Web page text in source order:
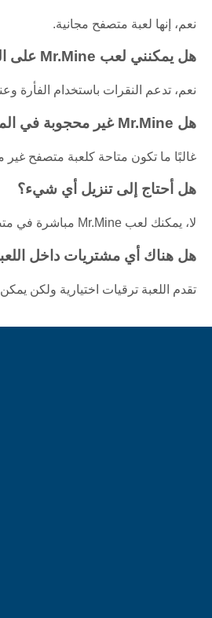
نعم، إنها لعبة متصفح مجانية.
هل يمكنني لعب Mr.Mine على الهاتف المحمول؟
نعم، تدعم النقرات باستخدام الفأرة
هل Mr.Mine غير محجوبة في المدارس؟
غالبًا ما تكون متاحة كلعبة متصفح غير
هل أحتاج إلى تنزيل أي شيء؟
لا، يمكنك لعب Mr.Mine مباشرة في متصفحك دون أي تنزيلات.
هل هناك أي مشتريات داخل
تقدم اللعبة ترقيات اختيارية ولكن يمكن